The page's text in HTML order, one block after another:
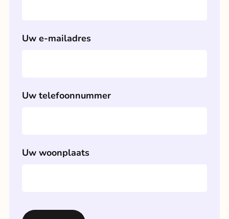
Uw e-mailadres
Uw telefoonnummer
Uw woonplaats